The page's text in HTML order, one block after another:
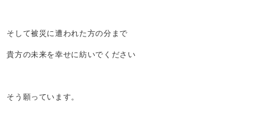
そして被災に遭われた方の分まで
貴方の未来を幸せに紡いでください
そう願っています。